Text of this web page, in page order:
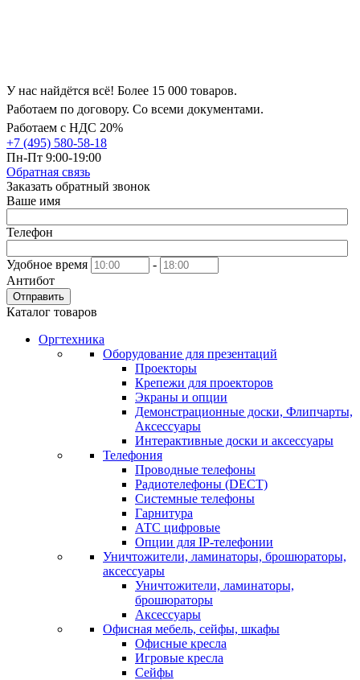
У нас найдётся всё! Более 15 000 товаров.
Работаем по договору. Со всеми документами.
Работаем с НДС 20%
+7 (495) 580-58-18
Пн-Пт 9:00-19:00
Обратная связь
Заказать обратный звонок
Ваше имя
Телефон
Удобное время
-
Антибот
Отправить
Каталог товаров
Оргтехника
Оборудование для презентаций
Проекторы
Крепежи для проекторов
Экраны и опции
Демонстрационные доски, Флипчарты,
Аксессуары
Интерактивные доски и аксессуары
Телефония
Проводные телефоны
Радиотелефоны (DECT)
Системные телефоны
Гарнитура
АТС цифровые
Опции для IP-телефонии
Уничтожители, ламинаторы, брошюраторы,
аксессуары
Уничтожители, ламинаторы,
брошюраторы
Аксессуары
Офисная мебель, сейфы, шкафы
Офисные кресла
Игровые кресла
Сейфы